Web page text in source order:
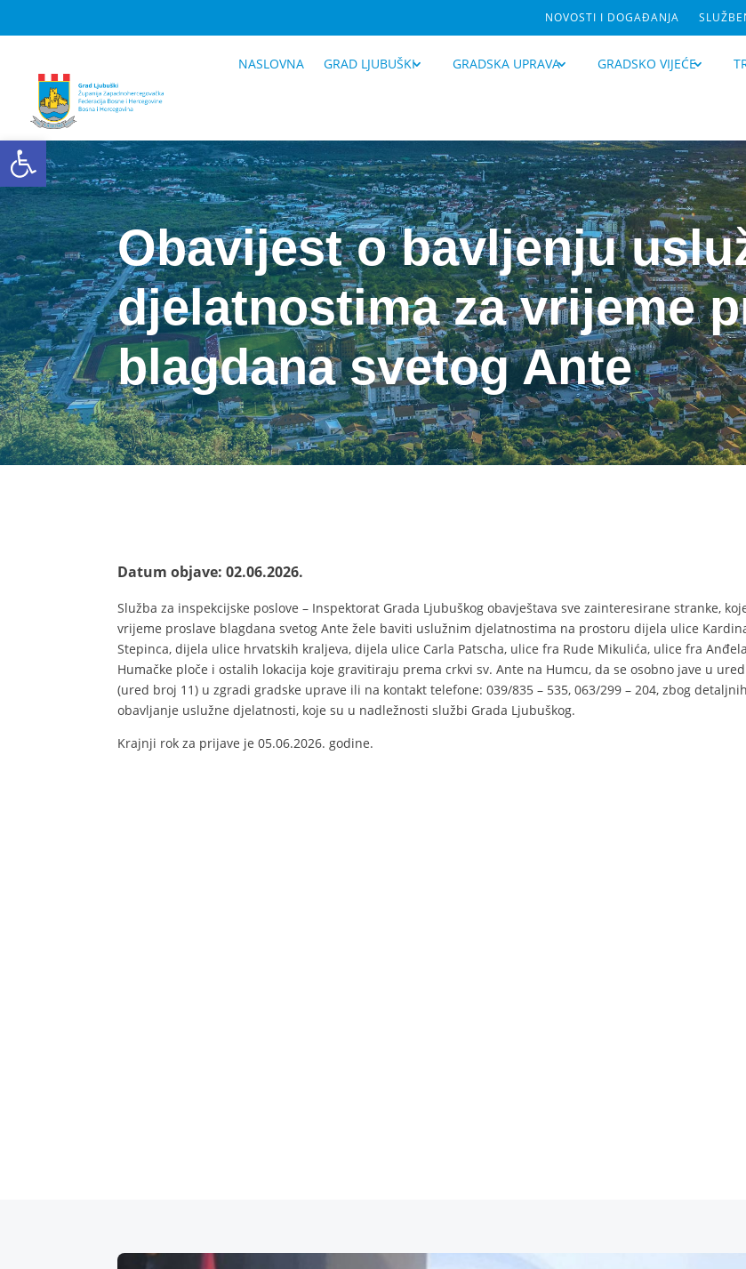
NOVOSTI I DOGAĐANJA
NASLOVNA GRAD LJUBUŠKI GRADSKA UPRAVA GRADSKO VIJEĆE
Obavijest o bavljenju
djelatnostima za vrijeme
blagdana svetog Ante
Datum objave: 02.06.2026.
Služba za inspekcijske poslove – Inspektorat Grada Ljubuškog obavještava sve zainteresirane stranke,
vrijeme proslave blagdana svetog Ante žele baviti uslužnim djelatnostima na prostoru dijela ulice
Stepinca, dijela ulice hrvatskih kraljeva, dijela ulice Carla Patscha, ulice fra Rude Mikulića, ulice fra
Humačke ploče i ostalih lokacija koje gravitiraju prema crkvi sv. Ante na Humcu, da se osobno jave u
(ured broj 11) u zgradi gradske uprave ili na kontakt telefone: 039/835 – 535, 063/299 – 204, zbog
obavljanje uslužne djelatnosti, koje su u nadležnosti službi Grada Ljubuškog.
Krajnji rok za prijave je 05.06.2026. godine.
Open toolbar